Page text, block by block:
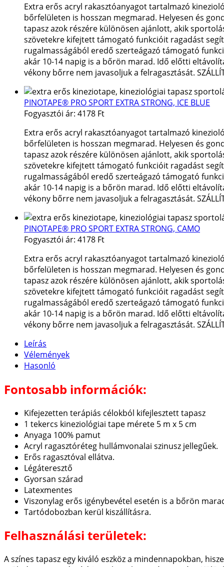
Extra erős acryl rakasztóanyagot tartalmazó
bőrfelületen is hosszan megmarad. Helyesen és
tapasz azok részére különösen ajánlott, akik
szövetekre kifejtett támogató funkcióit ragadást
rugalmasságából eredő szerteágazó támogató
akár 10-14 napig is a bőrön marad. Idő előtti
vékony bőrre nem javasoljuk a felragasztását.
PINOTAPE® PRO SPORT EXTRA STRONG, ICE BLUE
Fogyasztói ár: 4178 Ft
Extra erős acryl rakasztóanyagot tartalmazó
bőrfelületen is hosszan megmarad. Helyesen és
tapasz azok részére különösen ajánlott, akik
szövetekre kifejtett támogató funkcióit ragadást
rugalmasságából eredő szerteágazó támogató
akár 10-14 napig is a bőrön marad. Idő előtti
vékony bőrre nem javasoljuk a felragasztását.
PINOTAPE® PRO SPORT EXTRA STRONG, CAMO
Fogyasztói ár: 4178 Ft
Extra erős acryl rakasztóanyagot tartalmazó
bőrfelületen is hosszan megmarad. Helyesen és
tapasz azok részére különösen ajánlott, akik
szövetekre kifejtett támogató funkcióit ragadást
rugalmasságából eredő szerteágazó támogató
akár 10-14 napig is a bőrön marad. Idő előtti
vékony bőrre nem javasoljuk a felragasztását.
Leírás
Vélemények
Hasonló
Fontosabb információk:
Kifejezetten terápiás célokból kifejlesztett tapasz
1 tekercs kineziológiai tape mérete 5 m x 5 cm
Anyaga 100% pamut
Acryl ragasztóréteg hullámvonalai szinusz jellegűek.
Erős ragasztóval ellátva.
Légáteresztő
Gyorsan szárad
Latexmentes
Viszonylag erős igénybevétel esetén is a bőrön
Tartódobozban kerül kiszállításra.
Felhasználási területek:
A színes tapasz egy kiváló eszköz a mindennapokban,